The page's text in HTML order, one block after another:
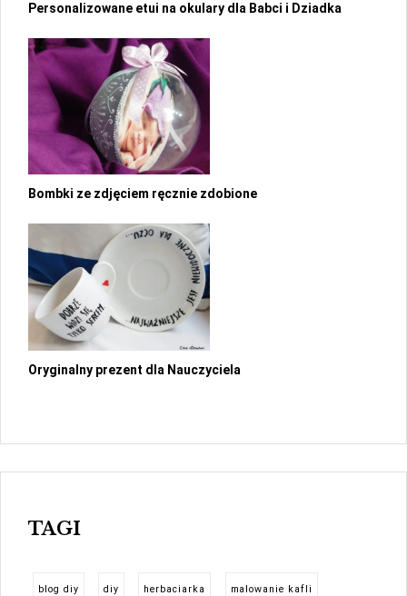
Personalizowane etui na okulary dla Babci i Dziadka
Bombki ze zdjęciem ręcznie zdobione
Oryginalny prezent dla Nauczyciela
TAGI
blog diy diy herbaciarka malowanie kafli